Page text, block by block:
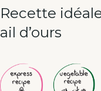
Recette
ail d’ours